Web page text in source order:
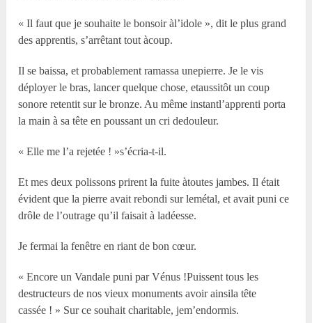
« Il faut que je souhaite le bonsoir àl’idole », dit le plus grand
des apprentis, s’arrêtant tout àcoup.
Il se baissa, et probablement ramassa unepierre. Je le vis
déployer le bras, lancer quelque chose, etaussitôt un coup
sonore retentit sur le bronze. Au même instantl’apprenti porta
la main à sa tête en poussant un cri dedouleur.
« Elle me l’a rejetée ! »s’écria-t-il.
Et mes deux polissons prirent la fuite àtoutes jambes. Il était
évident que la pierre avait rebondi sur lemétal, et avait puni ce
drôle de l’outrage qu’il faisait à ladéesse.
Je fermai la fenêtre en riant de bon cœur.
« Encore un Vandale puni par Vénus !Puissent tous les
destructeurs de nos vieux monuments avoir ainsila tête
cassée ! » Sur ce souhait charitable, jem’endormis.